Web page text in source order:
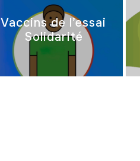
Vaccins de l’essai
Solidarité